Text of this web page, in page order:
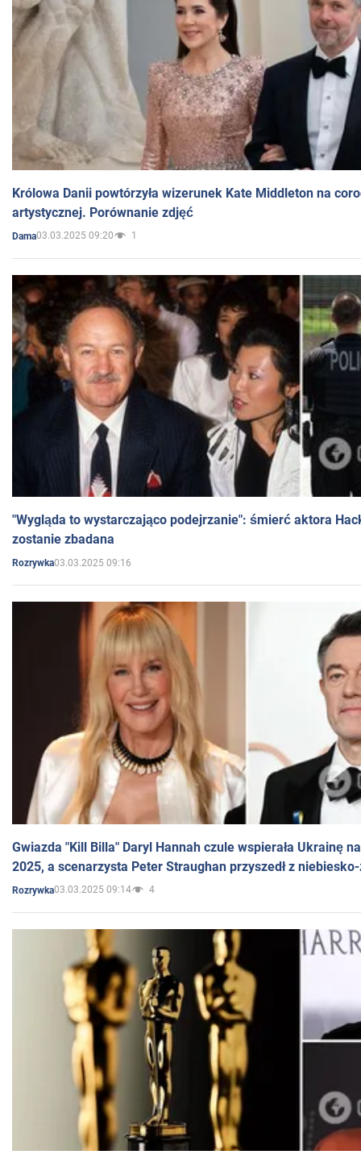
Królowa Danii powtórzyła wizerunek Kate Middleton na
artystycznej. Porównanie zdjęć
Dama03.03.2025 09:20 1
"Wygląda to wystarczająco podejrzanie": śmierć aktora
zostanie zbadana
Rozrywka03.03.2025 09:16
Gwiazda "Kill Billa" Daryl Hannah czule wspierała Ukrainę
2025, a scenarzysta Peter Straughan przyszedł z
Rozrywka03.03.2025 09:14 4